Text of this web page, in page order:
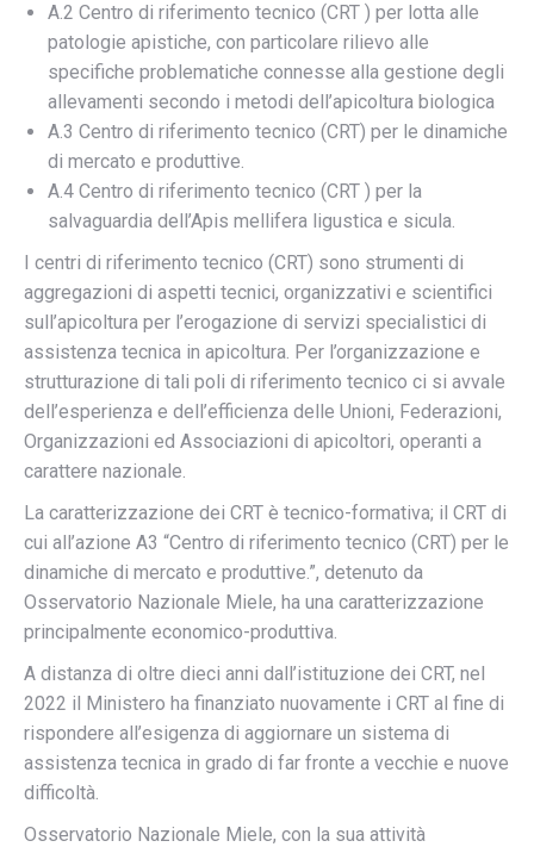
A.2 Centro di riferimento tecnico (CRT ) per lotta alle
patologie apistiche, con particolare rilievo alle
specifiche problematiche connesse alla gestione degli
allevamenti secondo i metodi dell’apicoltura biologica
A.3 Centro di riferimento tecnico (CRT) per le dinamiche
di mercato e produttive.
A.4 Centro di riferimento tecnico (CRT ) per la
salvaguardia dell’Apis mellifera ligustica e sicula.
I centri di riferimento tecnico (CRT) sono strumenti di
aggregazioni di aspetti tecnici, organizzativi e scientifici
sull’apicoltura per l’erogazione di servizi specialistici di
assistenza tecnica in apicoltura. Per l’organizzazione e
strutturazione di tali poli di riferimento tecnico ci si avvale
dell’esperienza e dell’efficienza delle Unioni, Federazioni,
Organizzazioni ed Associazioni di apicoltori, operanti a
carattere nazionale.
La caratterizzazione dei CRT è tecnico-formativa; il CRT di
cui all’azione A3 “Centro di riferimento tecnico (CRT) per le
dinamiche di mercato e produttive.”, detenuto da
Osservatorio Nazionale Miele, ha una caratterizzazione
principalmente economico-produttiva.
A distanza di oltre dieci anni dall’istituzione dei CRT, nel
2022 il Ministero ha finanziato nuovamente i CRT al fine di
rispondere all’esigenza di aggiornare un sistema di
assistenza tecnica in grado di far fronte a vecchie e nuove
difficoltà.
Osservatorio Nazionale Miele, con la sua attività